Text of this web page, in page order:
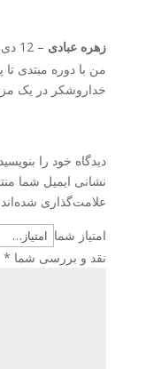
زهره عبادی – 12 دی 1402
من با دوره مبتدی
خداروشکر در یک
دیدگاه خود را بنویسید
نشانی ایمیل شما
علامت‌گذاری شده‌اند
امتیاز شما
نقد و بررسی شما *